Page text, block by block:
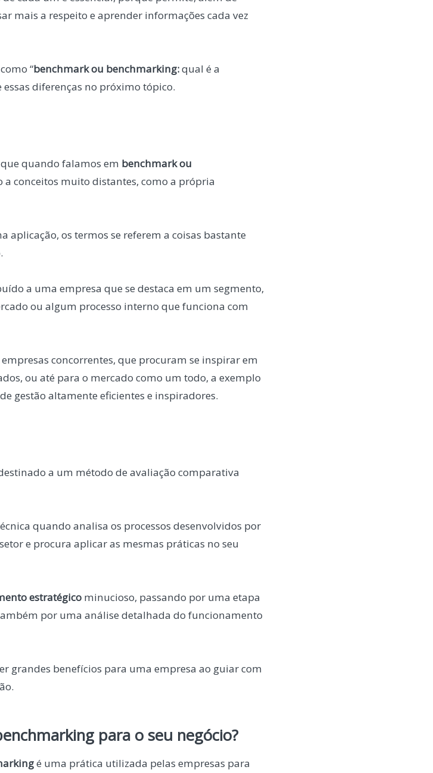
mais a respeito e aprender informações cada vez
“benchmark ou benchmarking:qual é a
diferenças no próximo tópico.
quando falamos em benchmark ou
a conceitos muito distantes, como a própria
aplicação, os termos se referem a coisas bastante
a uma empresa que se destaca em um segmento,
ou algum processo interno que funciona com
concorrentes, que procuram se inspirar em
ou até para o mercado como um todo, a exemplo
gestão altamente eficientes e inspiradores.
a um método de avaliação comparativa
quando analisa os processos desenvolvidos por
e procura aplicar as mesmas práticas no seu
estratégico minucioso, passando por uma etapa
por uma análise detalhada do funcionamento
grandes benefícios para uma empresa ao guiar com
para o seu negócio?
é uma prática utilizada pelas empresas para